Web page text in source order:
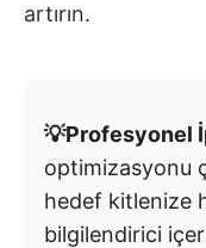
artırın.
💡Profesyonel
optimizasyonu
hedef kitlenize
bilgilendirici